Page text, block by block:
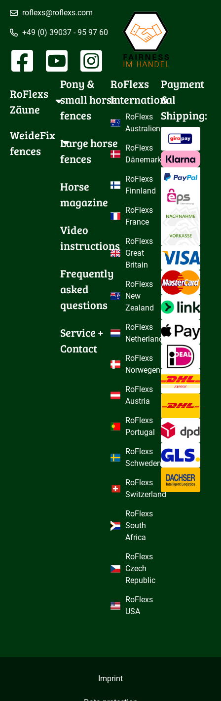
roflexs@roflexs.com
+49 (0) 39037 - 95 97 60
RoFlexs
Zäune
WeideFix
fences
Pony &
small horse
fences
Large horse
fences
Horse
magazine
Video
instructions
Frequently
asked
questions
Service +
Contact
RoFlexs
International
RoFlexs
Australien
RoFlexs
Dänemark
RoFlexs
Finnland
RoFlexs
France
RoFlexs
Great
Britain
RoFlexs
New
Zealand
RoFlexs
Netherlands
RoFlexs
Norwegen
RoFlexs
Austria
RoFlexs
Portugal
RoFlexs
Schweden
RoFlexs
Switzerland
RoFlexs
South
Africa
RoFlexs
Czech
Republic
RoFlexs
USA
Payment
&
Shipping:
Imprint